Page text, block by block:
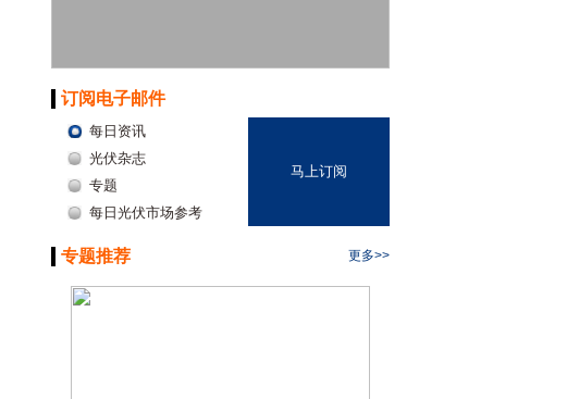
订阅电子邮件
每日资讯
光伏杂志
专题
每日光伏市场参考
马上订阅
专题推荐 更多>>